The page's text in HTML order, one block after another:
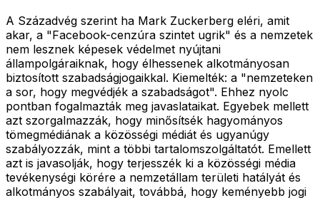
A Századvég szerint ha Mark Zuckerberg eléri, amit
akar, a "Facebook-cenzúra szintet ugrik" és a nemzetek
nem lesznek képesek védelmet nyújtani
állampolgáraiknak, hogy élhessenek alkotmányosan
biztosított szabadságjogaikkal. Kiemelték: a "nemzeteken
a sor, hogy megvédjék a szabadságot". Ehhez nyolc
pontban fogalmazták meg javaslataikat. Egyebek mellett
azt szorgalmazzák, hogy minősítsék hagyományos
tömegmédiának a közösségi médiát és ugyanúgy
szabályozzák, mint a többi tartalomszolgáltatót. Emellett
azt is javasolják, hogy terjesszék ki a közösségi média
tevékenységi körére a nemzetállam területi hatályát és
alkotmányos szabályait, továbbá, hogy keményebb jogi